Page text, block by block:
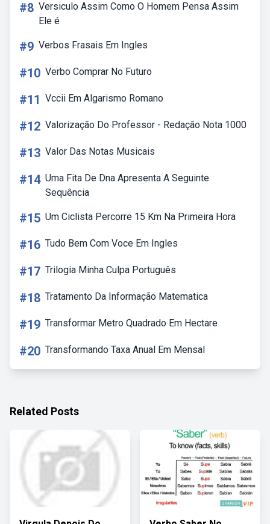
#8 Versiculo Assim Como O Homem Pensa Assim
Ele é
#9 Verbos Frasais Em Ingles
#10 Verbo Comprar No Futuro
#11 Vccii Em Algarismo Romano
#12 Valorização Do Professor - Redação Nota 1000
#13 Valor Das Notas Musicais
#14 Uma Fita De Dna Apresenta A Seguinte
Sequência
#15 Um Ciclista Percorre 15 Km Na Primeira Hora
#16 Tudo Bem Com Voce Em Ingles
#17 Trilogia Minha Culpa Português
#18 Tratamento Da Informação Matematica
#19 Transformar Metro Quadrado Em Hectare
#20 Transformando Taxa Anual Em Mensal
Related Posts